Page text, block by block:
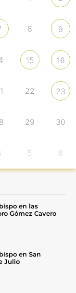
8 9
15 16
22 23
29 30
5 6
en las
Gómez Cavero
en San
Julio